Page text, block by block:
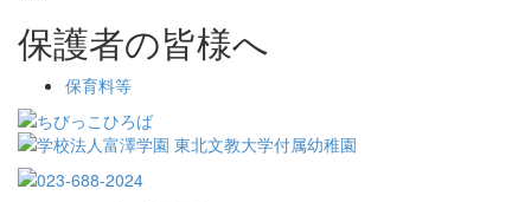
保護者の皆様へ
保育料等